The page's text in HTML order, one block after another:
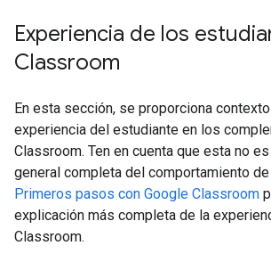
Experiencia de los
Classroom
En esta sección, se proporciona
experiencia del estudiante en los
Classroom. Ten en cuenta que esta no
general completa del comportamiento
Primeros pasos con Google Classroom
explicación más completa de la
Classroom.